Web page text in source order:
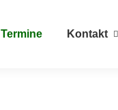
Termine Kontakt